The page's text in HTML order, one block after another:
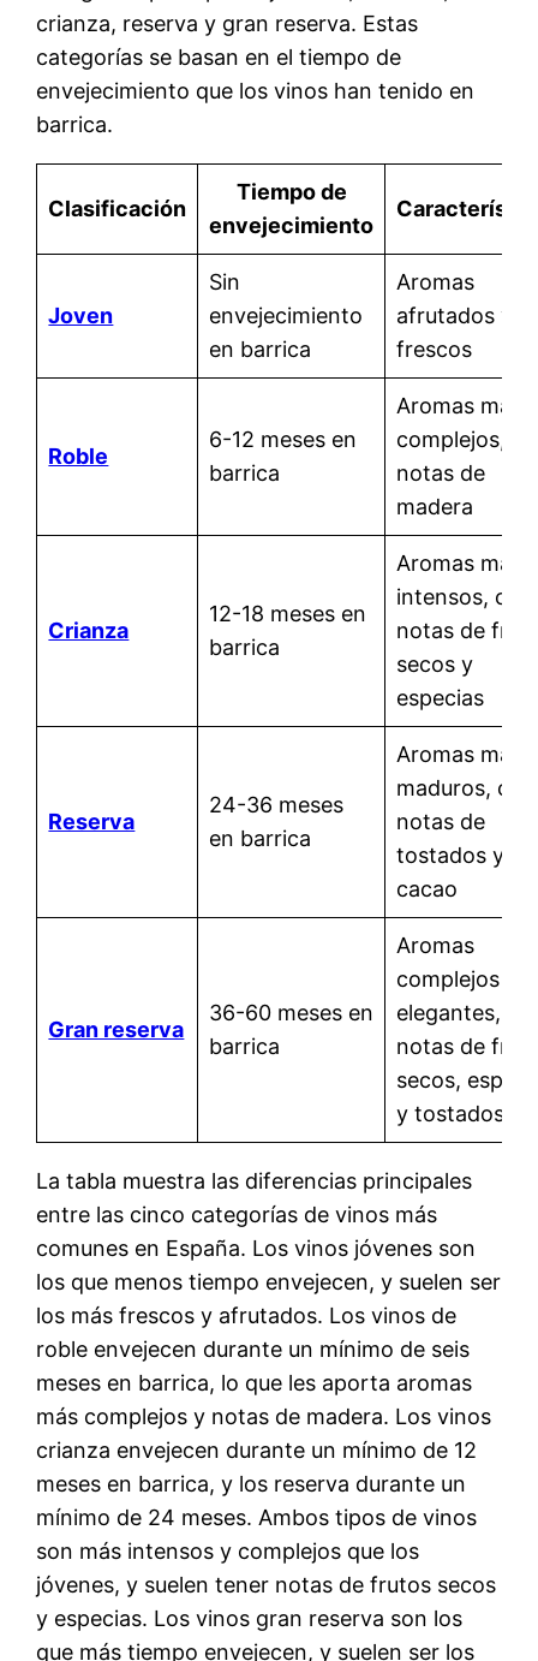
crianza, reserva y gran reserva. Estas
categorías se basan en el tiempo de
envejecimiento que los vinos han tenido en
barrica.
Clasificación
Tiempo de
envejecimiento
Joven
Sin
envejecimiento
en barrica
Aromas
afrutados y
frescos
Roble
6-12 meses en
barrica
Aromas más
complejos,
notas de
madera
Crianza
12-18 meses en
barrica
Aromas más
intensos, con
notas de
secos y
especias
Reserva
24-36 meses
en barrica
Aromas más
maduros, con
notas de
tostados y
cacao
Gran reserva
36-60 meses en
barrica
Aromas
complejos y
elegantes,
notas de
secos,
y tostados
La tabla muestra las diferencias principales
entre las cinco categorías de vinos más
comunes en España. Los vinos jóvenes son
los que menos tiempo envejecen, y suelen ser
los más frescos y afrutados. Los vinos de
roble envejecen durante un mínimo de seis
meses en barrica, lo que les aporta aromas
más complejos y notas de madera. Los vinos
crianza envejecen durante un mínimo de 12
meses en barrica, y los reserva durante un
mínimo de 24 meses. Ambos tipos de vinos
son más intensos y complejos que los
jóvenes, y suelen tener notas de frutos secos
y especias. Los vinos gran reserva son los
que más tiempo envejecen, y suelen ser los